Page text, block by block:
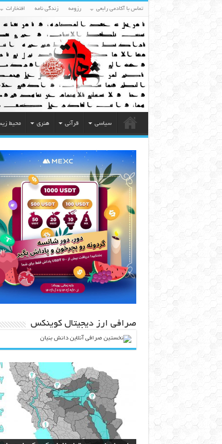
تماس با آکادمی رابعی رزومه زندگی نامه افتخارات
سیاسی قرآنی هنری محیط
صرافی ارز دیجیتال کوینکس